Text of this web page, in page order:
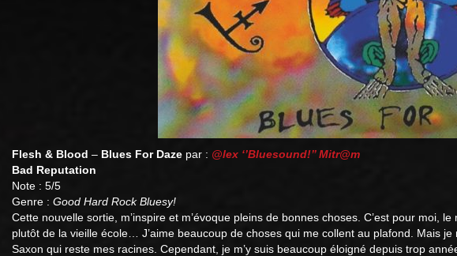
Flesh & Blood – Blues For Daze par : @lex ‘’Bluesound!’’Mitr@m
Bad Reputation
Note : 5/5
Genre : Good Hard Rock Bluesy!
Cette nouvelle sortie, m’inspire et m’évoque pleins de bonnes choses. C’est pour moi,
plutôt de la vieille école… J’aime beaucoup de choses qui me collent au plafond. Mais
Saxon qui reste mes racines. Cependant, je m’y suis beaucoup éloigné depuis trop